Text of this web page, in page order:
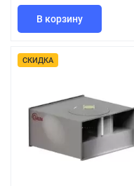
В корзину
СКИДКА